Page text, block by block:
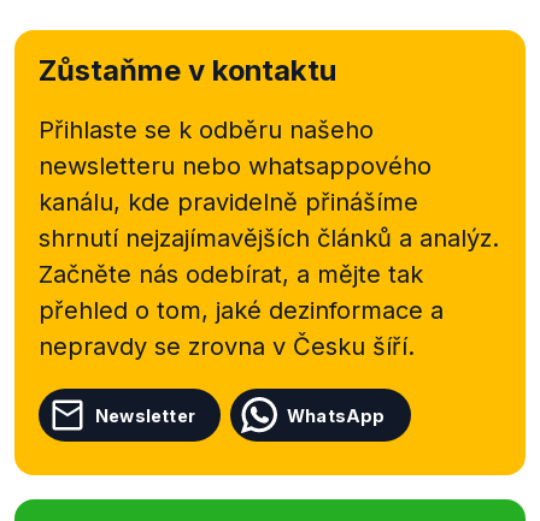
Zůstaňme v kontaktu
Přihlaste se k odběru našeho
newsletteru nebo whatsappového
kanálu, kde pravidelně přinášíme
shrnutí nejzajímavějších článků a analýz.
Začněte nás odebírat, a mějte tak
přehled o tom, jaké dezinformace a
nepravdy se zrovna v Česku šíří.
Newsletter WhatsApp